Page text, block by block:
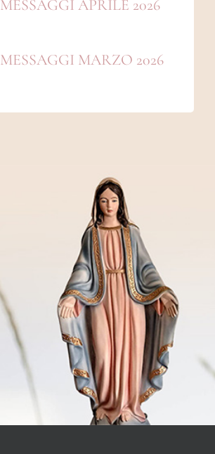
MESSAGGI APRILE 2026
MESSAGGI MARZO 2026